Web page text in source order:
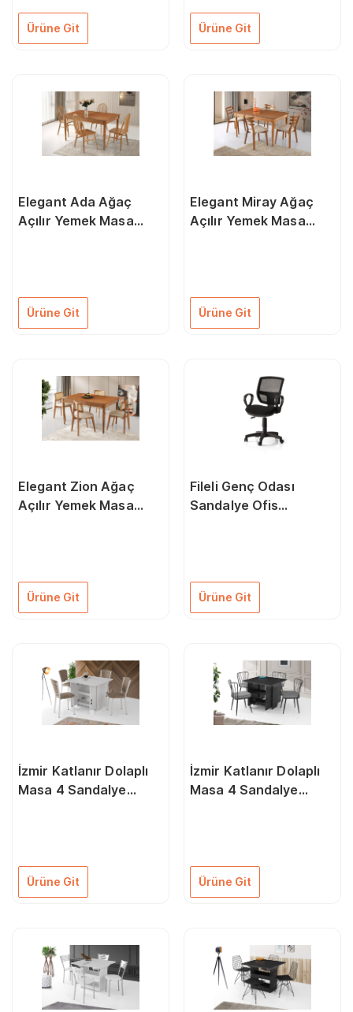
Ürüne Git Ürüne Git
Elegant Ada Ağaç
Açılır Yemek Masa
Ürüne Git
Elegant Miray Ağaç
Açılır Yemek Masa
Ürüne Git
Elegant Zion Ağaç
Açılır Yemek Masa
Ürüne Git
Fileli Genç Odası
Sandalye Ofis
Ürüne Git
İzmir Katlanır Dolaplı
Masa 4 Sandalye
Ürüne Git
İzmir Katlanır Dolaplı
Masa 4 Sandalye
Ürüne Git